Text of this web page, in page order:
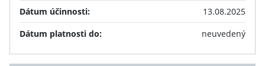
Dátum účinnosti:
13.08.2025
Dátum platnosti do:
neuvedený